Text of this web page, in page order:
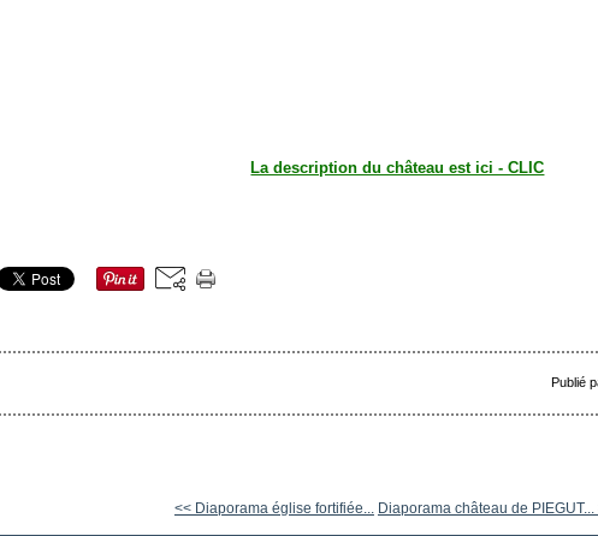
La description du château est ici - CLIC
Publié
<< Diaporama église fortifiée... Diaporama château de PIEGUT...